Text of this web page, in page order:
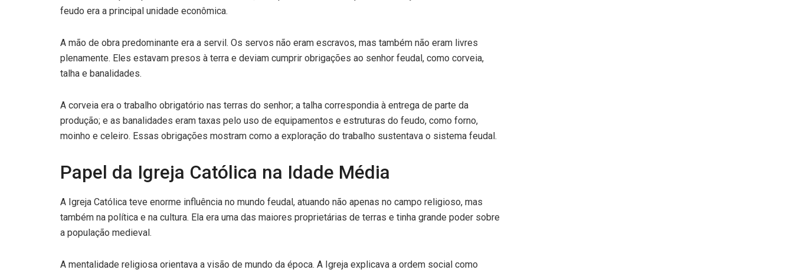
feudo era a principal unidade econômica.
A mão de obra predominante era a servil. Os servos não eram escravos, mas também não eram livres
plenamente. Eles estavam presos à terra e deviam cumprir obrigações ao senhor feudal, como corveia,
talha e banalidades.
A corveia era o trabalho obrigatório nas terras do senhor; a talha correspondia à entrega de parte da
produção; e as banalidades eram taxas pelo uso de equipamentos e estruturas do feudo, como forno,
moinho e celeiro. Essas obrigações mostram como a exploração do trabalho sustentava o sistema feudal.
Papel da Igreja Católica na Idade Média
A Igreja Católica teve enorme influência no mundo feudal, atuando não apenas no campo religioso, mas
também na política e na cultura. Ela era uma das maiores proprietárias de terras e tinha grande poder sobre
a população medieval.
A mentalidade religiosa orientava a visão de mundo da época. A Igreja explicava a ordem social como